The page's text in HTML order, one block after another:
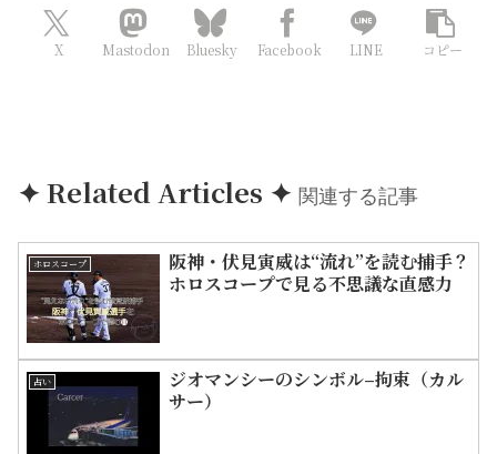
X Mastodon Bluesky Facebook LINE コピー
✦ Related Articles ✦ 関連する記事
ホロスコープ
阪神・伏見寅威は“流れ”を読む捕手？
ホロスコープで見る不思議な直感力
占い
ジオマンシーのシンボル–拘束（カル
サー）